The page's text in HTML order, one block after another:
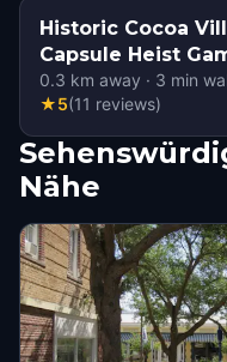
Historic Cocoa
Capsule Heist
0.3 km away · 3 min
★5(11 reviews)
Nähe